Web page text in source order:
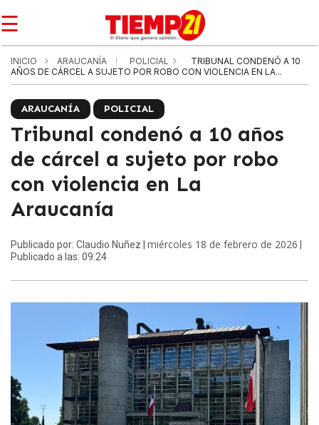
☰
INICIO ARAUCANÍA POLICIAL
TRIBUNAL CONDENÓ A 10
AÑOS DE CÁRCEL A SUJETO POR ROBO CON VIOLENCIA EN LA...
ARAUCANÍA POLICIAL
Tribunal condenó a 10 años
de cárcel a sujeto por robo
con violencia en La
Araucanía
Publicado por: Claudio Nuñez | miércoles 18 de febrero de 2026
Publicado a las: 09:24